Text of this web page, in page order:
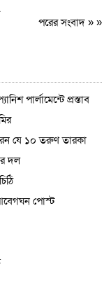
পরের সংবাদ» »
পার্লামেন্টে প্রস্তাব
যে ১০ তরুণ তারকা
দল
পোস্ট